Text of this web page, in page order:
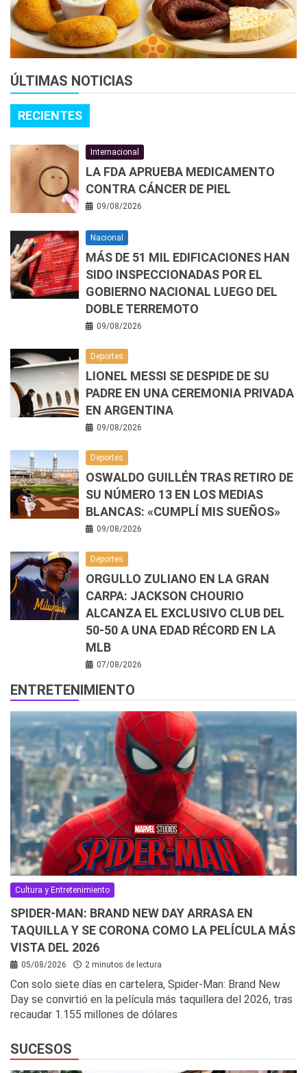
ÚLTIMAS NOTICIAS
RECIENTES
Internacional
LA FDA APRUEBA MEDICAMENTO
CONTRA CÁNCER DE PIEL
09/08/2026
Nacional
MÁS DE 51 MIL EDIFICACIONES HAN
SIDO INSPECCIONADAS POR EL
GOBIERNO NACIONAL LUEGO DEL
DOBLE TERREMOTO
09/08/2026
Deportes
LIONEL MESSI SE DESPIDE DE SU
PADRE EN UNA CEREMONIA PRIVADA
EN ARGENTINA
09/08/2026
Deportes
OSWALDO GUILLÉN TRAS RETIRO DE
SU NÚMERO 13 EN LOS MEDIAS
BLANCAS: «CUMPLÍ MIS SUEÑOS»
09/08/2026
Deportes
ORGULLO ZULIANO EN LA GRAN
CARPA: JACKSON CHOURIO
ALCANZA EL EXCLUSIVO CLUB DEL
50-50 A UNA EDAD RÉCORD EN LA
MLB
07/08/2026
ENTRETENIMIENTO
Cultura y Entretenimiento
SPIDER-MAN: BRAND NEW DAY ARRASA EN
TAQUILLA Y SE CORONA COMO LA PELÍCULA MÁS
VISTA DEL 2026
05/08/2026 2 minutos de lectura
Con solo siete días en cartelera, Spider-Man: Brand New
Day se convirtió en la película más taquillera del 2026, tras
recaudar 1.155 millones de dólares
SUCESOS